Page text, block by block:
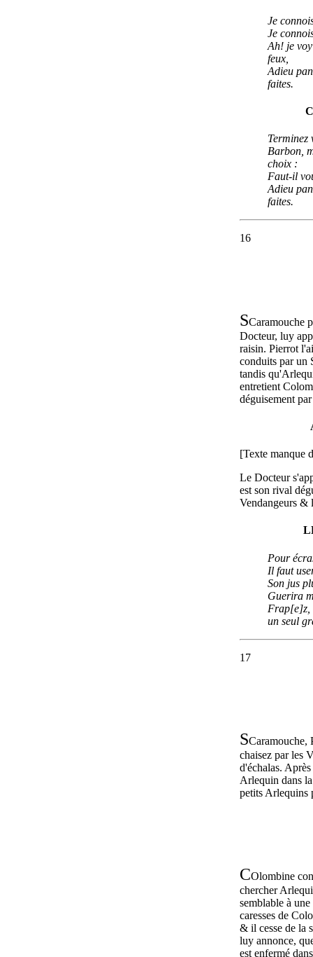
Je
Je
Ah! je
feux,
Adieu
faites.
Terminez
Barbon,
choix :
Faut-il
Adieu
faites.
16
SCaramouche
Docteur, luy
raisin. Pierrot
conduits par un
tandis
entretient
déguisement
[Texte manque
Le Docteur
est son rival
Vendangeurs &
Pour
Il faut
Son jus
Guerira
Frap[e]z,
un seul
17
SCaramouche,
chaisez par les
d'échalas.
Arlequin dans
petits Arlequins
COlombine
chercher
semblable à
caresses de
& il cesse de la
luy annonce,
est enfermé